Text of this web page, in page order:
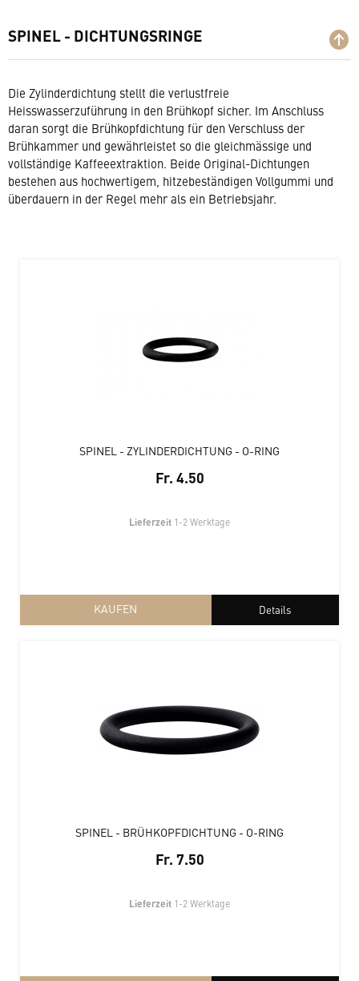
SPINEL - DICHTUNGSRINGE
Die Zylinderdichtung stellt die verlustfreie
Heisswasserzuführung in den Brühkopf sicher. Im Anschluss
daran sorgt die Brühkopfdichtung für den Verschluss der
Brühkammer und gewährleistet so die gleichmässige und
vollständige Kaffeeextraktion. Beide Original-Dichtungen
bestehen aus hochwertigem, hitzebeständigen Vollgummi und
überdauern in der Regel mehr als ein Betriebsjahr.
SPINEL - ZYLINDERDICHTUNG - O-RING
Fr. 4.50
Lieferzeit 1-2 Werktage
Details
KAUFEN
SPINEL - BRÜHKOPFDICHTUNG - O-RING
Fr. 7.50
Lieferzeit 1-2 Werktage